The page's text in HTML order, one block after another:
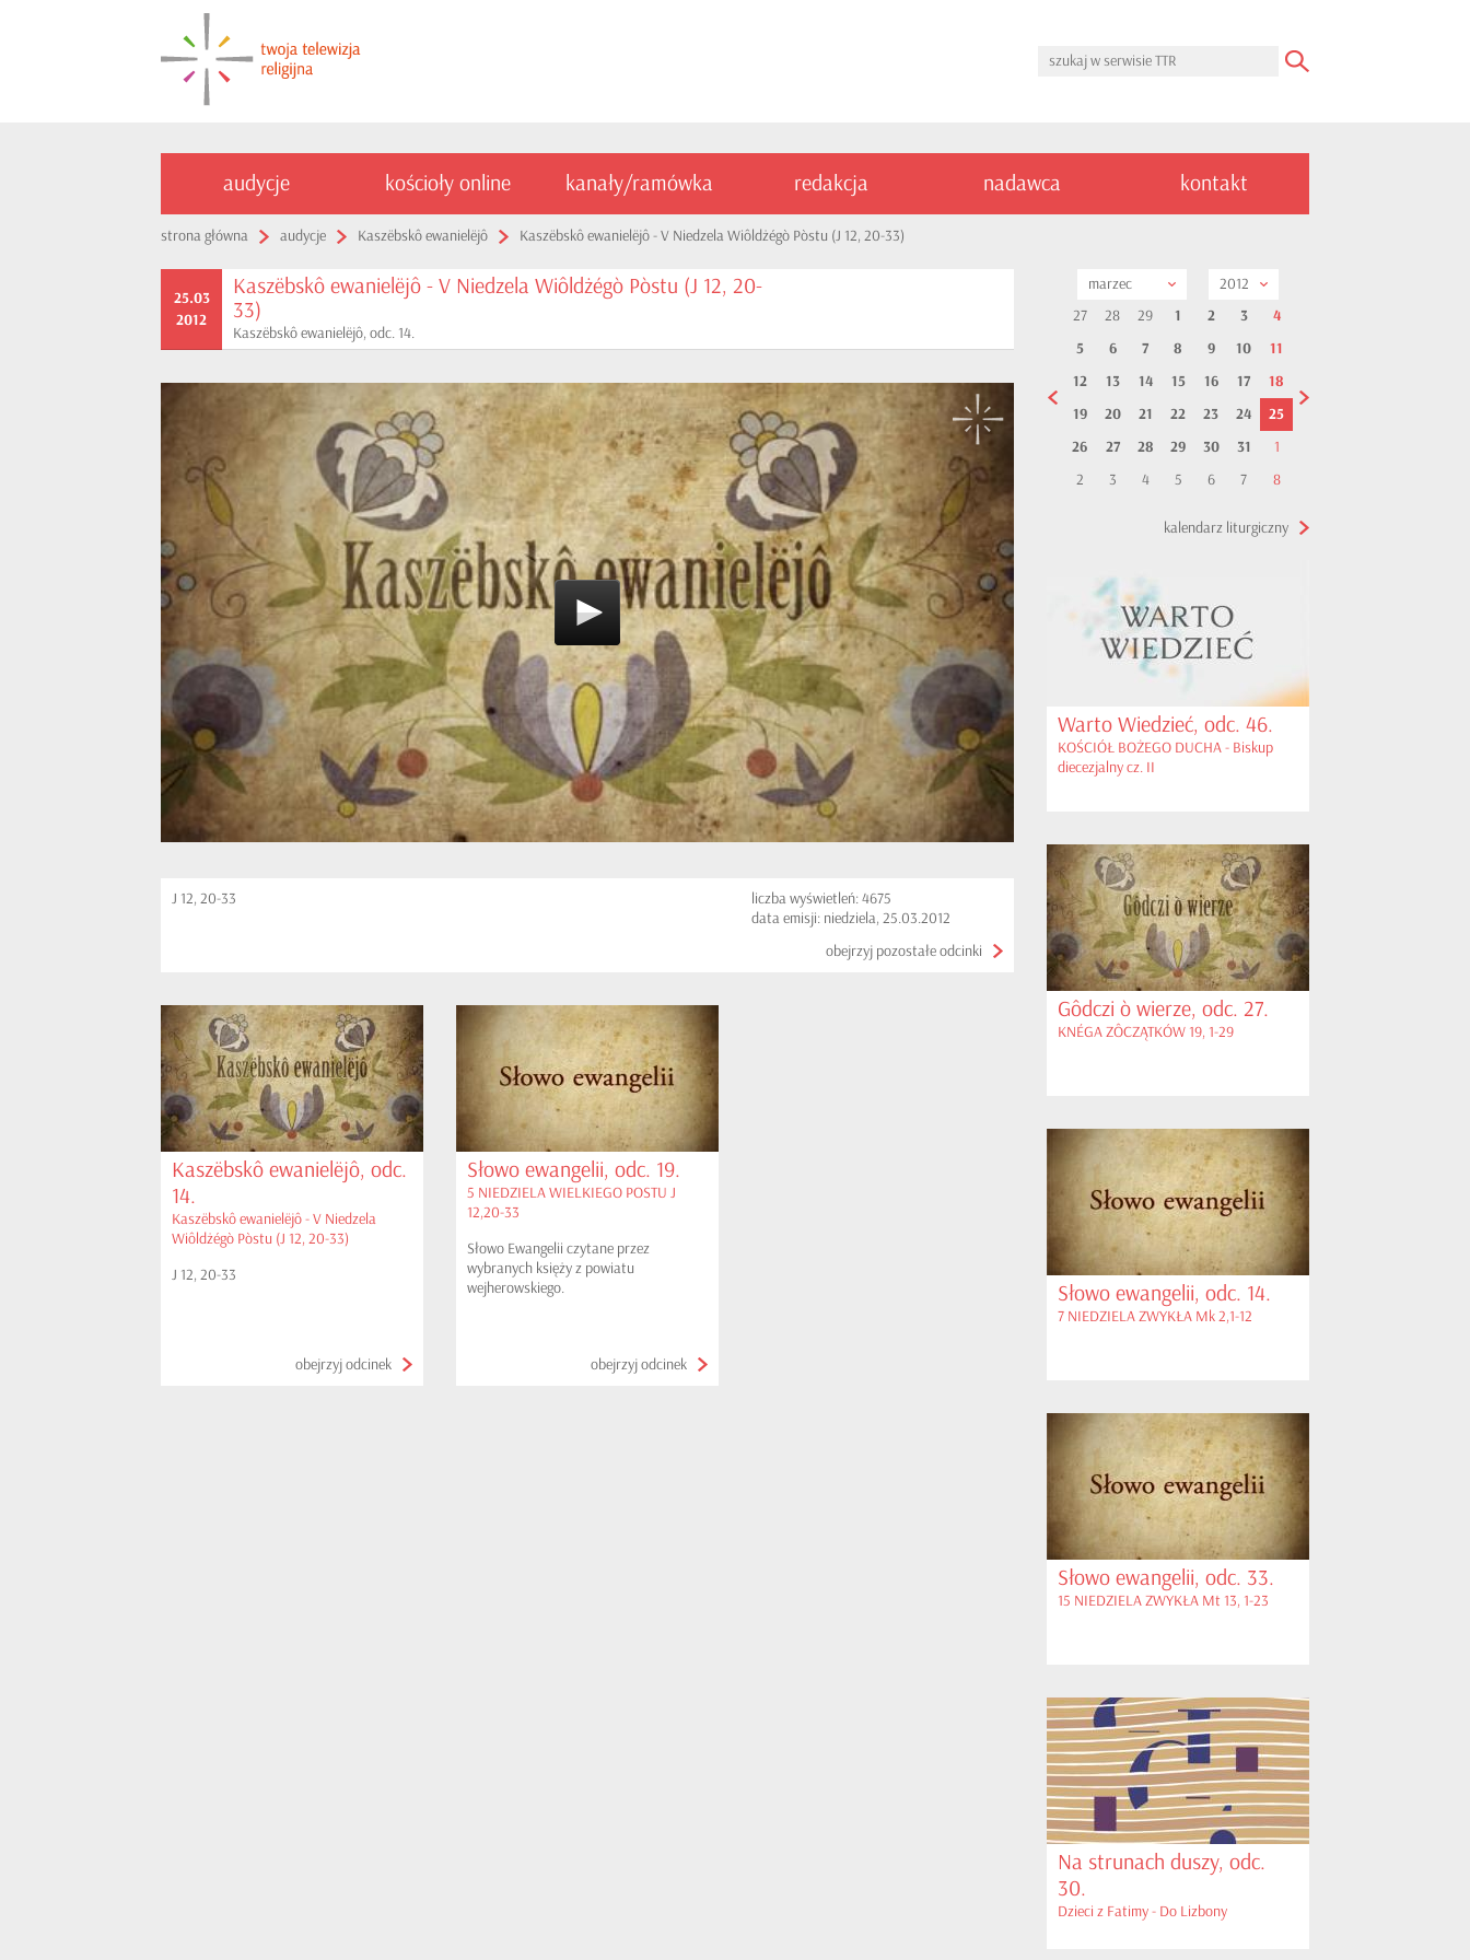
audycje kościoły online kanały/ramówka redakcja nadawca kontakt
strona główna audycje Kaszëbskô ewanielëjô Kaszëbskô ewanielëjô - V Niedzela Wiôldżégò Pòstu (J 12, 20-33)
25.03
2012
Kaszëbskô ewanielëjô - V Niedzela Wiôldżégò Pòstu (J 12, 20-
33)
Kaszëbskô ewanielëjô, odc. 14.
J 12, 20-33
liczba wyświetleń: 4675
data emisji: niedziela, 25.03.2012
obejrzyj pozostałe odcinki
Kaszëbskô ewanielëjô, odc.
14.
Kaszëbskô ewanielëjô - V Niedzela
Wiôldżégò Pòstu (J 12, 20-33)
J 12, 20-33
obejrzyj odcinek
Słowo ewangelii, odc. 19.
5 NIEDZIELA WIELKIEGO POSTU J
12,20-33
Słowo Ewangelii czytane przez
wybranych księży z powiatu
wejherowskiego.
obejrzyj odcinek
marzec
2012
27
28 29 1 2 3
4
5
6 7 8 9 10
11
12
13 14 15 16 17
18
19
20 21 22 23 24
25
26
27 28 29 30 31
1
2
3 4 5 6 7 8
kalendarz liturgiczny
Warto Wiedzieć, odc. 46.
KOŚCIÓŁ BOŻEGO DUCHA - Biskup
diecezjalny cz. II
Gôdczi ò wierze, odc. 27.
KNÉGA ZÔCZĄTKÓW 19, 1-29
Słowo ewangelii, odc. 14.
7 NIEDZIELA ZWYKŁA Mk 2,1-12
Słowo ewangelii, odc. 33.
15 NIEDZIELA ZWYKŁA Mt 13, 1-23
Na strunach duszy, odc.
30.
Dzieci z Fatimy - Do Lizbony